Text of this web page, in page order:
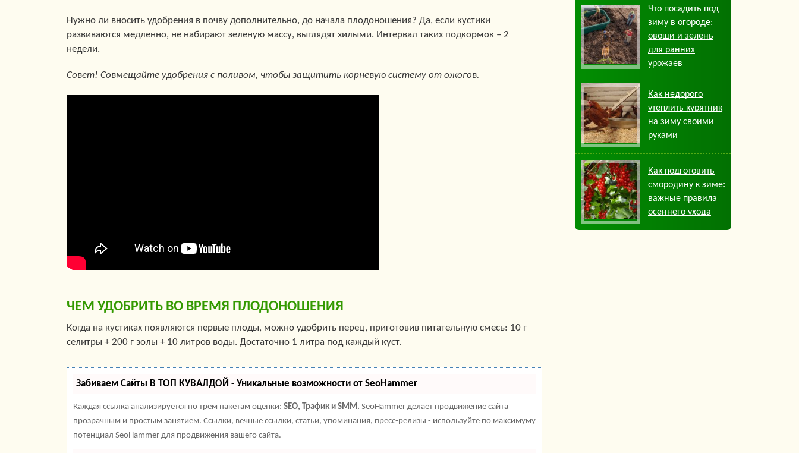
Нужно ли вносить удобрения в почву дополнительно, до начала плодоношения? Да, если кустики
развиваются медленно, не набирают зеленую массу, выглядят хилыми. Интервал таких подкормок – 2
недели.
Совет! Совмещайте удобрения с поливом, чтобы защитить корневую систему от ожогов.
ЧЕМ УДОБРИТЬ ВО ВРЕМЯ ПЛОДОНОШЕНИЯ
Когда на кустиках появляются первые плоды, можно удобрить перец, приготовив питательную смесь: 10 г
селитры + 200 г золы + 10 литров воды. Достаточно 1 литра под каждый куст.
Забиваем Сайты В ТОП КУВАЛДОЙ - Уникальные возможности от SeoHammer
Каждая ссылка анализируется по трем пакетам оценки: SEO, Трафик и SMM. SeoHammer делает продвижение сайта
прозрачным и простым занятием. Ссылки, вечные ссылки, статьи, упоминания, пресс-релизы - используйте по максимуму
потенциал SeoHammer для продвижения вашего сайта.
Что посадить под
зиму в огороде:
овощи и зелень
для ранних
урожаев
Как недорого
утеплить курятник
на зиму своими
руками
Как подготовить
смородину к зиме:
важные правила
осеннего ухода